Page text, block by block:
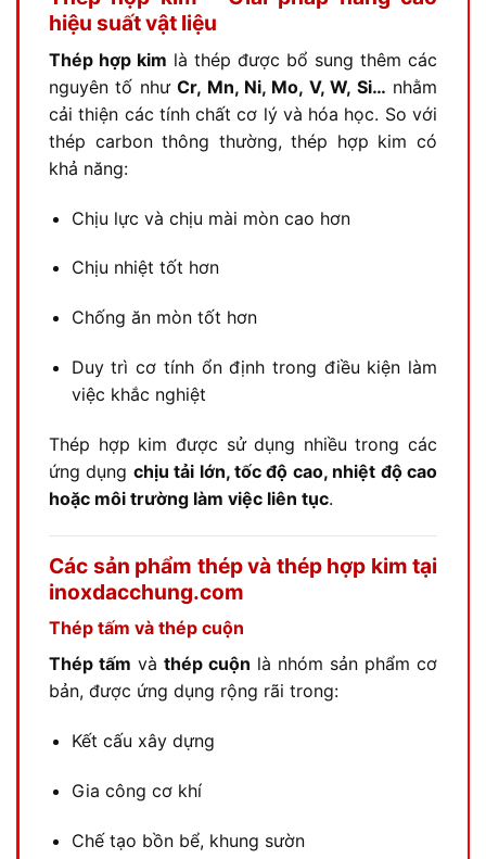
hiệu suất vật liệu
Thép hợp kim là thép được bổ sung thêm các
nguyên tố nhưCr, Mn, Ni, Mo, V, W, Si… nhằm
cải thiện các tính chất cơ lý và hóa học. So với
thép carbon thông thường, thép hợp kim có
khả năng:
Chịu lực và chịu mài mòn cao hơn
Chịu nhiệt tốt hơn
Chống ăn mòn tốt hơn
Duy trì cơ tính ổn định trong điều kiện làm
việc khắc nghiệt
Thép hợp kim được sử dụng nhiều trong các
ứng dụng chịu tải lớn, tốc độ cao, nhiệt độ cao
hoặc môi trường làm việc liên tục.
Các sản phẩm thép và thép hợp kim tại
inoxdacchung.com
Thép tấm và thép cuộn
Thép tấm và thép cuộn là nhóm sản phẩm cơ
bản, được ứng dụng rộng rãi trong:
Kết cấu xây dựng
Gia công cơ khí
Chế tạo bồn bể, khung sườn